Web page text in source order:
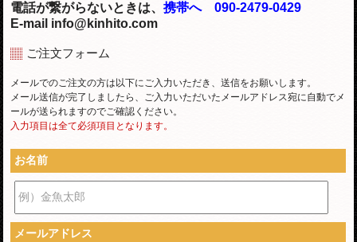
電話が繋がらないときは、携帯へ 090-2479-0429
E-mail info@kinhito.com
ご注文フォーム
メールでのご注文の方は以下にご入力いただき、送信をお願いします。
メール送信が完了しましたら、ご入力いただいたメールアドレス宛に自動でメ
ールが送られますのでご確認ください。
入力項目は全て必須項目となります。
お名前
例）金魚太郎
メールアドレス